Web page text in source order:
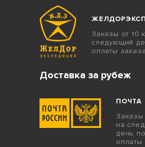
Заказы от 10
следующий
оплаты
Доставка за рубеж
ПОЧТА
Заказы
на
день
оплаты